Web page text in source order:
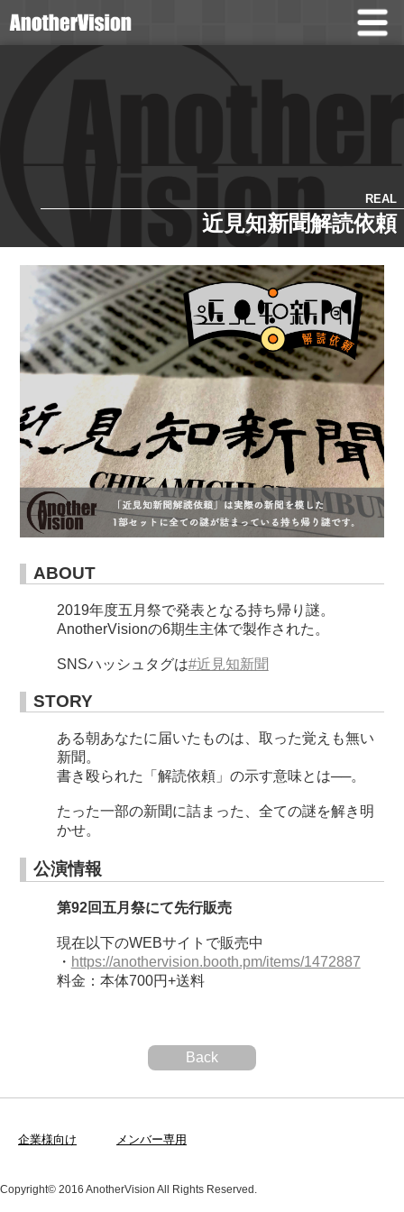
REAL
近見知新聞解読依頼
ABOUT
2019年度五月祭で発表となる持ち帰り謎。
AnotherVisionの6期生主体で製作された。
SNSハッシュタグは#近見知新聞
STORY
ある朝あなたに届いたものは、取った覚えも無い
新聞。
書き殴られた「解読依頼」の示す意味とは──。
たった一部の新聞に詰まった、全ての謎を解き明
かせ。
公演情報
第92回五月祭にて先行販売
現在以下のWEBサイトで販売中
・ https://anothervision.booth.pm/items/1472887
料金：本体700円+送料
Back
企業様向け メンバー専用
Copyright© 2016 AnotherVision All Rights Reserved.